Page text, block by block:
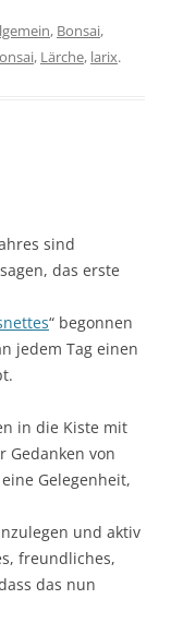
, Bonsai,
, Lärche, larix.
sind
das erste
“ begonnen
jedem Tag einen
in die Kiste mit
Gedanken von
Gelegenheit,
und aktiv
freundliches,
das nun